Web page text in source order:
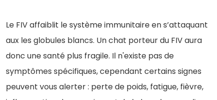
Le FIV affaiblit le système immunitaire en s’attaquant
aux les globules blancs. Un chat porteur du FIV aura
donc une santé plus fragile. Il n'existe pas de
symptômes spécifiques, cependant certains signes
peuvent vous alerter : perte de poids, fatigue, fièvre,